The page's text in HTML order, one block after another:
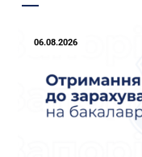
06.08.2026